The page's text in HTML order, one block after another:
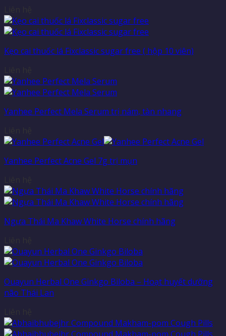
Kẹo cai thuốc lá Fixclassic sugar free ( hộp 10 viên)
Yanhee Perfect Mela Serum trị nám, tàn nhang
Yanhee Perfect Acne Gel 7g trị mụn
Ngựa Thái Ma Khaw White Horse chính hãng
Ouayun Herbal One Ginkgo Biloba – Hoạt huyết dưỡng
não Thái Lan